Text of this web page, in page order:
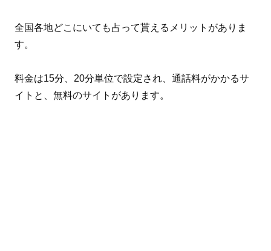
全国各地どこにいても占って貰えるメリットがありま
す。
料金は15分、20分単位で設定され、通話料がかかるサ
イトと、無料のサイトがあります。